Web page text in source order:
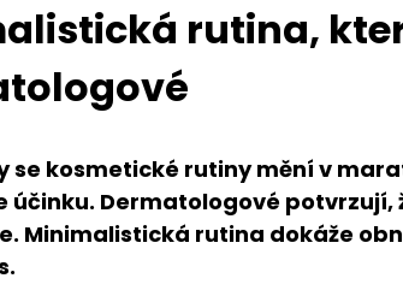
rutina,
se kosmetické rutiny mění v
účinku. Dermatologové
Minimalistická rutina dokáže